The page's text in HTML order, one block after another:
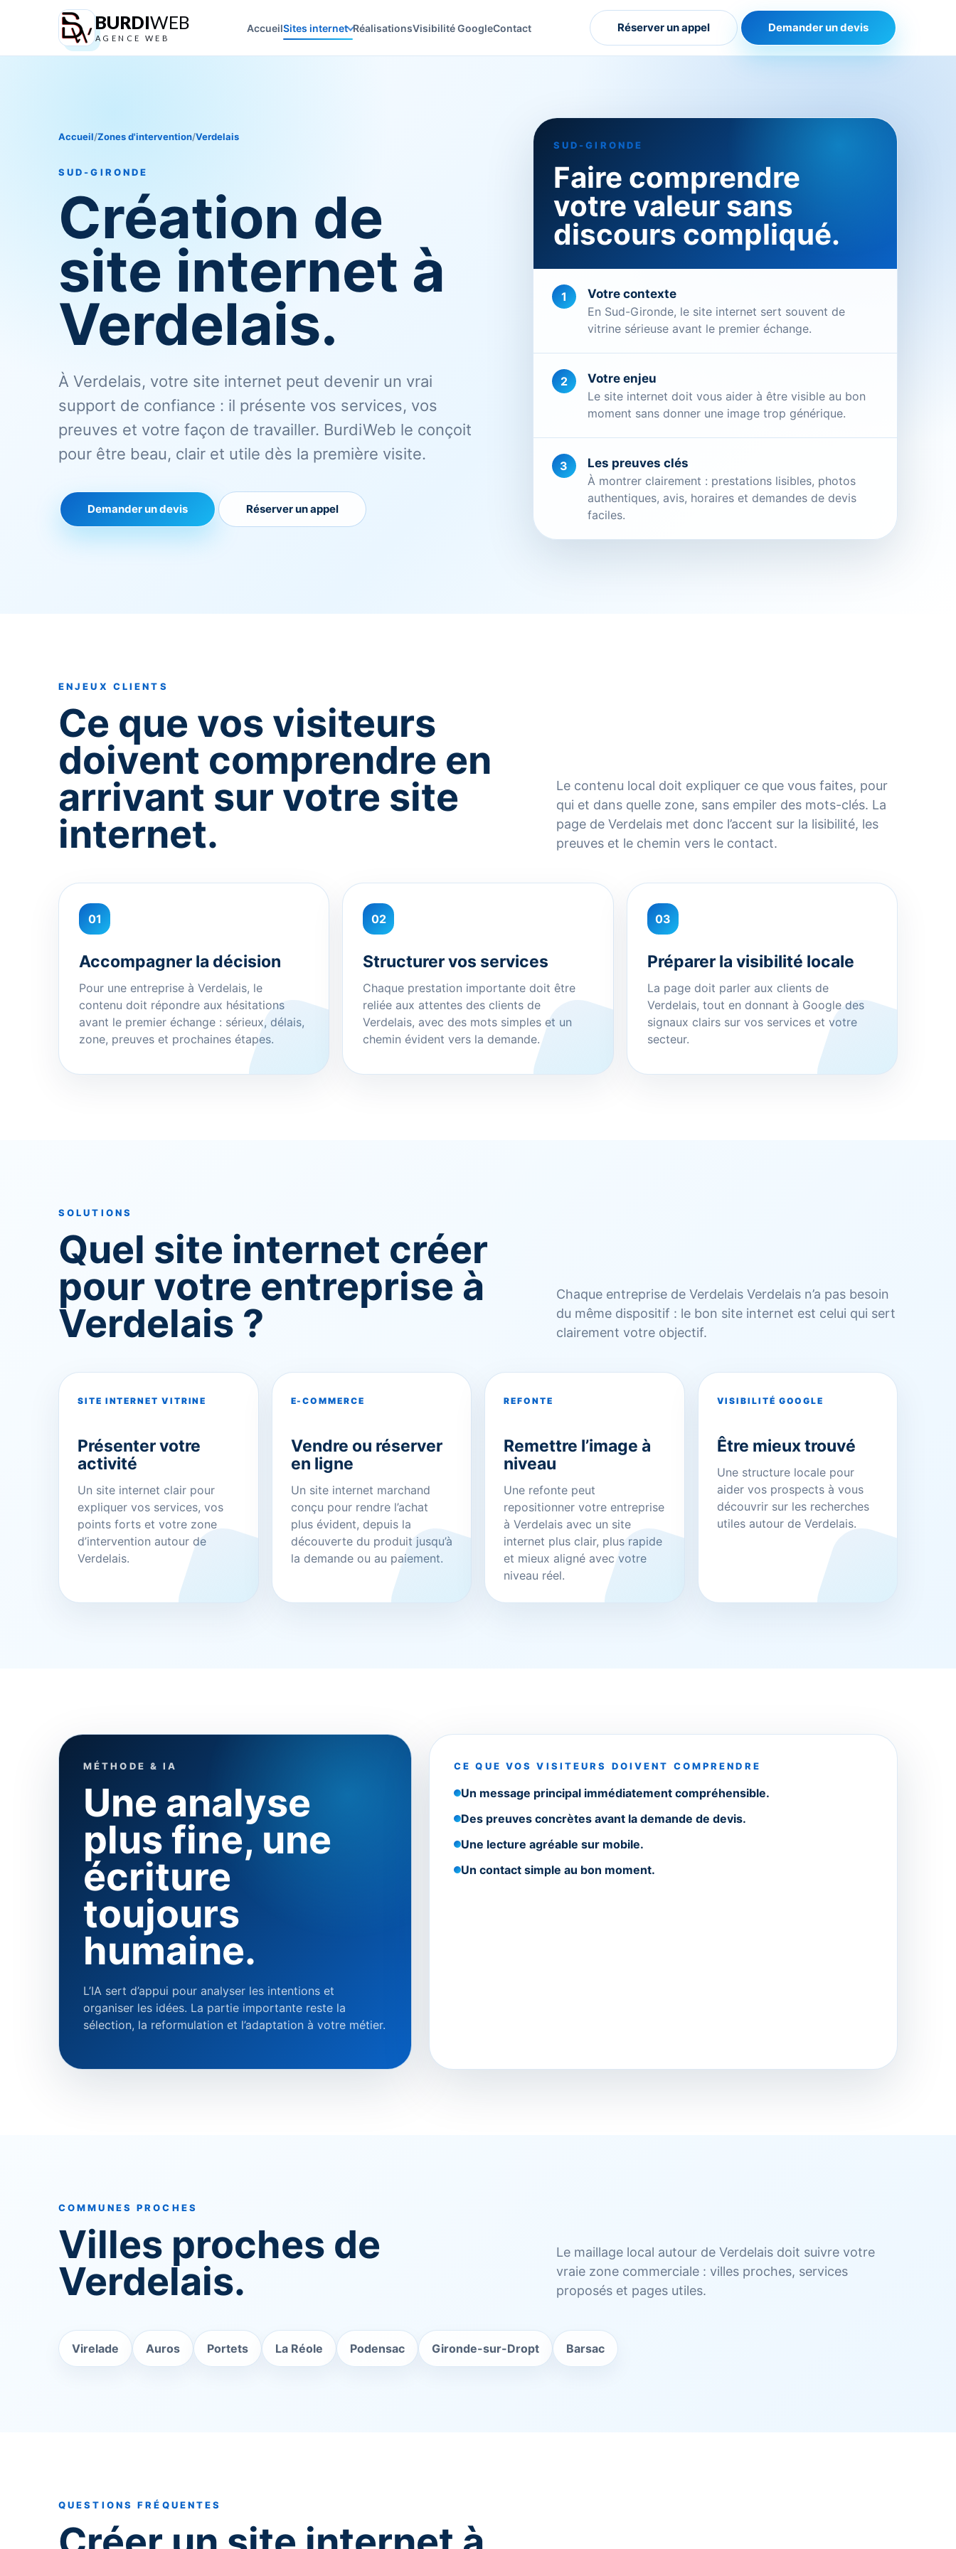
BURDIWEB
AGENCE WEB
AccueilSites internet RéalisationsVisibilité GoogleContact Réserver un appel Demander un devis
Accueil/Zones d'intervention/Verdelais
SUD-GIRONDE
Création de
site internet à
Verdelais.
À Verdelais, votre site internet peut devenir un vrai
support de confiance : il présente vos services, vos
preuves et votre façon de travailler. BurdiWeb le conçoit
pour être beau, clair et utile dès la première visite.
Demander un devis Réserver un appel
SUD-GIRONDE
Faire comprendre
votre valeur sans
discours compliqué.
1
Votre contexte
En Sud-Gironde, le site internet sert souvent de
vitrine sérieuse avant le premier échange.
2
Votre enjeu
Le site internet doit vous aider à être visible au bon
moment sans donner une image trop générique.
3
Les preuves clés
À montrer clairement : prestations lisibles, photos
authentiques, avis, horaires et demandes de devis
faciles.
ENJEUX CLIENTS
Ce que vos visiteurs
doivent comprendre en
arrivant sur votre site
internet.
Le contenu local doit expliquer ce que vous faites, pour
qui et dans quelle zone, sans empiler des mots-clés. La
page de Verdelais met donc l’accent sur la lisibilité, les
preuves et le chemin vers le contact.
01
Accompagner la décision
Pour une entreprise à Verdelais, le
contenu doit répondre aux hésitations
avant le premier échange : sérieux, délais,
zone, preuves et prochaines étapes.
02
Structurer vos services
Chaque prestation importante doit être
reliée aux attentes des clients de
Verdelais, avec des mots simples et un
chemin évident vers la demande.
03
Préparer la visibilité locale
La page doit parler aux clients de
Verdelais, tout en donnant à Google des
signaux clairs sur vos services et votre
secteur.
SOLUTIONS
Quel site internet créer
pour votre entreprise à
Verdelais ?
Chaque entreprise de Verdelais Verdelais n’a pas besoin
du même dispositif : le bon site internet est celui qui sert
clairement votre objectif.
SITE INTERNET VITRINE
Présenter votre
activité
Un site internet clair pour
expliquer vos services, vos
points forts et votre zone
d’intervention autour de
Verdelais.
E-COMMERCE
Vendre ou réserver
en ligne
Un site internet marchand
conçu pour rendre l’achat
plus évident, depuis la
découverte du produit jusqu’à
la demande ou au paiement.
REFONTE
Remettre l’image à
niveau
Une refonte peut
repositionner votre entreprise
à Verdelais avec un site
internet plus clair, plus rapide
et mieux aligné avec votre
niveau réel.
VISIBILITÉ GOOGLE
Être mieux trouvé
Une structure locale pour
aider vos prospects à vous
découvrir sur les recherches
utiles autour de Verdelais.
MÉTHODE & IA
Une analyse
plus fine, une
écriture
toujours
humaine.
L’IA sert d’appui pour analyser les intentions et
organiser les idées. La partie importante reste la
sélection, la reformulation et l’adaptation à votre métier.
CE QUE VOS VISITEURS DOIVENT COMPRENDRE
Un message principal immédiatement compréhensible.
Des preuves concrètes avant la demande de devis.
Une lecture agréable sur mobile.
Un contact simple au bon moment.
COMMUNES PROCHES
Villes proches de
Verdelais.
Le maillage local autour de Verdelais doit suivre votre
vraie zone commerciale : villes proches, services
proposés et pages utiles.
Virelade Auros Portets La Réole Podensac Gironde-sur-Dropt Barsac
QUESTIONS FRÉQUENTES